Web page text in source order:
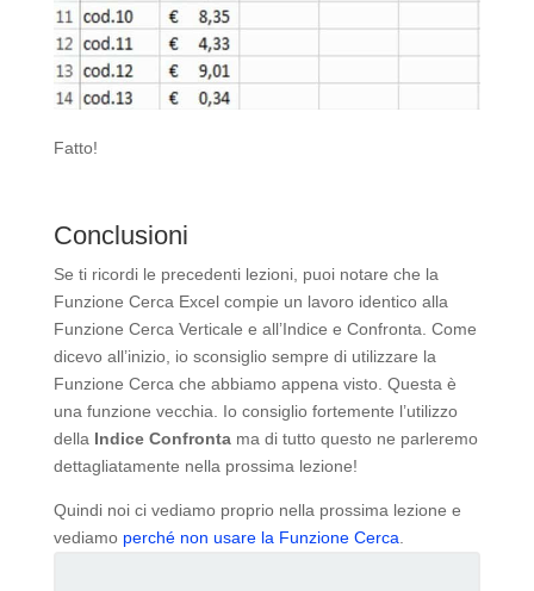
Fatto!
Conclusioni
Se ti ricordi le precedenti lezioni, puoi notare che la
Funzione Cerca Excel compie un lavoro identico alla
Funzione Cerca Verticale e all’Indice e Confronta. Come
dicevo all’inizio, io sconsiglio sempre di utilizzare la
Funzione Cerca che abbiamo appena visto. Questa è
una funzione vecchia. Io consiglio fortemente l’utilizzo
della Indice Confrontama di tutto questo ne parleremo
dettagliatamente nella prossima lezione!
Quindi noi ci vediamo proprio nella prossima lezione e
vediamo perché non usare la Funzione Cerca